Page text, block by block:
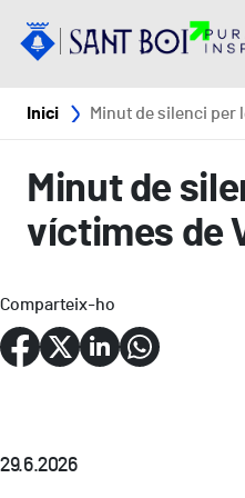
Fil d'ariadna
Inici Minut de silenci per
Minut de
víctimes de
Comparteix-ho
29.6.2026